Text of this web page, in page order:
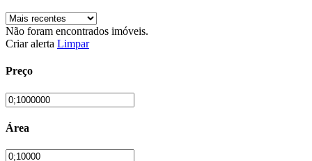
Não foram encontrados imóveis.
Criar alerta Limpar
Preço
Área